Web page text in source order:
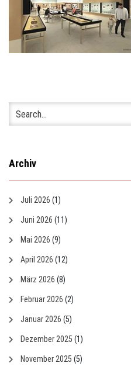
Archiv
Juli 2026 (1)
Juni 2026 (11)
Mai 2026 (9)
April 2026 (12)
März 2026 (8)
Februar 2026 (2)
Januar 2026 (5)
Dezember 2025 (1)
November 2025 (5)